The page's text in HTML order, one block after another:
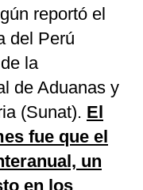
reportó el
del Perú
la
de Aduanas y
(Sunat). El
fue que el
un
en los